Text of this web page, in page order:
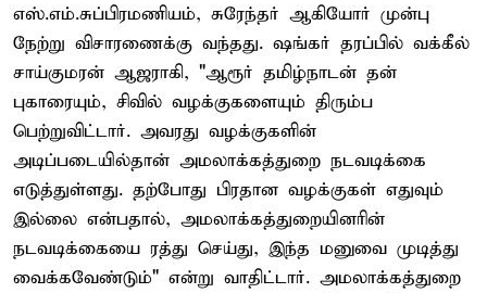
எஸ்.எம்.சுப்பிரமணியம், சுரேந்தர் ஆகியோர் முன்பு
நேற்று விசாரணைக்கு வந்தது. ஷங்கர் தரப்பில் வக்கீல்
சாய்குமரன் ஆஜராகி, "ஆரூர் தமிழ்நாடன் தன்
புகாரையும், சிவில் வழக்குகளையும் திரும்ப
பெற்றுவிட்டார். அவரது வழக்குகளின்
அடிப்படையில்தான் அமலாக்கத்துறை நடவடிக்கை
எடுத்துள்ளது. தற்போது பிரதான வழக்குகள் எதுவும்
இல்லை என்பதால், அமலாக்கத்துறையினரின்
நடவடிக்கையை ரத்து செய்து, இந்த மனுவை முடித்து
வைக்கவேண்டும்" என்று வாதிட்டார். அமலாக்கத்துறை